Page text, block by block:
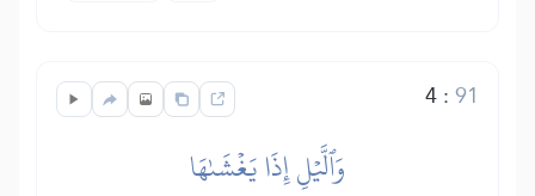
4:91
وَٱلَّيۡلِ إِذَا يَغۡشَىٰهَا